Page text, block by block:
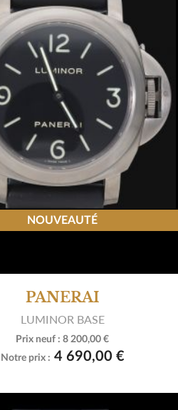
PANERAI
LUMINOR BASE
Prix neuf : 8 200,00 €
Notre prix : 4 690,00 €
NOUVEAUTÉ
 Voir le produit